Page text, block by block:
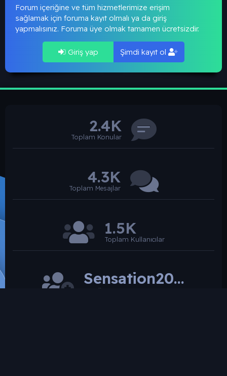
Forum içeriğine ve tüm hizmetlerimize erişim
sağlamak için foruma kayıt olmalı ya da giriş
yapmalısınız. Foruma üye olmak tamamen ücretsizdir.
Giriş yap Şimdi kayıt ol
2.4K
Toplam Konular
4.3K
Toplam Mesajlar
1.5K
Toplam Kullanıcılar
Sensation2026
Son üye